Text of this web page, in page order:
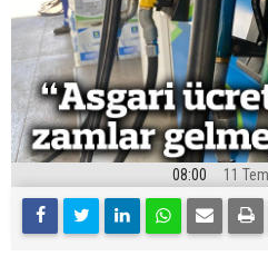
08:00 11